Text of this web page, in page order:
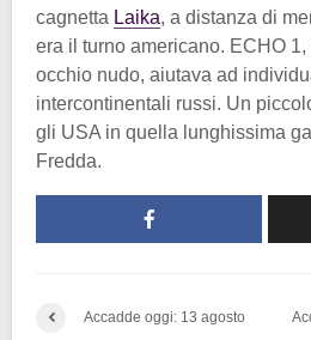
cagnetta Laika, a distanza di
era il turno americano. ECHO
occhio nudo, aiutava ad
intercontinentali russi. Un
gli USA in quella lunghissima
Fredda.
Accadde oggi: 13 agosto